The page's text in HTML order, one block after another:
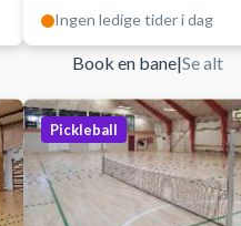
Ingen ledige tider i dag
Book en bane|Se alt
Pickleball